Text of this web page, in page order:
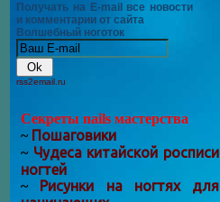
Получать на E-mail все новости
и комментарии от сайта
Волшебный ноготок
rss2email.ru
Секреты nails мастерства
~ Пошаговики
~ Чудеса китайской росписи
ногтей
~ Рисунки на ногтях для